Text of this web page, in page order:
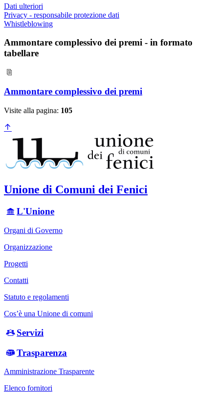
Dati ulteriori
Privacy - responsabile protezione dati
Whistleblowing
Ammontare complessivo dei premi - in formato
tabellare
Ammontare complessivo dei premi
Visite alla pagina: 105
Unione di Comuni dei Fenici
L'Unione
Organi di Governo
Organizzazione
Progetti
Contatti
Statuto e regolamenti
Cos’è una Unione di comuni
Servizi
Trasparenza
Amministrazione Trasparente
Elenco fornitori